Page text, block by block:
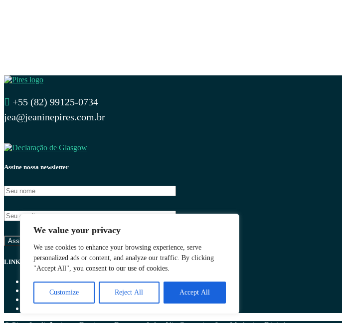
We value your privacy
We use cookies to enhance your browsing experience, serve
personalized ads or content, and analyze our traffic. By clicking
"Accept All", you consent to our use of cookies.
Customize Reject All Accept All
+55 (82) 99125-0734
jea@jeaninepires.com.br
Assine nossa newsletter
LINKS
Blog